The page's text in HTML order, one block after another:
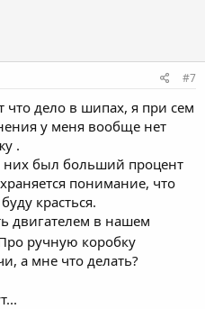
#7
что дело в шипах, я при сем
у меня вообще нет
.
них был больший процент
понимание, что
красться.
двигателем в нашем
ручную коробку
а мне что делать?